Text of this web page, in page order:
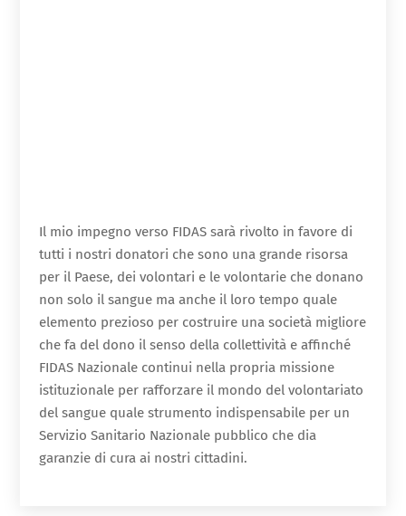
Il mio impegno verso FIDAS sarà rivolto in favore di
tutti i nostri donatori che sono una grande risorsa
per il Paese, dei volontari e le volontarie che donano
non solo il sangue ma anche il loro tempo quale
elemento prezioso per costruire una società migliore
che fa del dono il senso della collettività e affinché
FIDAS Nazionale continui nella propria missione
istituzionale per rafforzare il mondo del volontariato
del sangue quale strumento indispensabile per un
Servizio Sanitario Nazionale pubblico che dia
garanzie di cura ai nostri cittadini.